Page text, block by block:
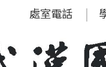
處室電話